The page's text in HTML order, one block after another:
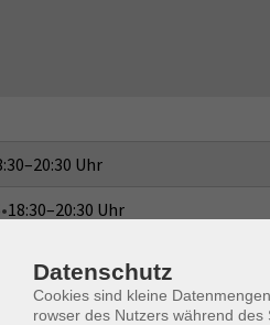
Uhr
•18:30–20:30 Uhr
Uhr
18:30–20:30 Uhr
Datenschutz
Cookies sind kleine
rowser des Nutzers während